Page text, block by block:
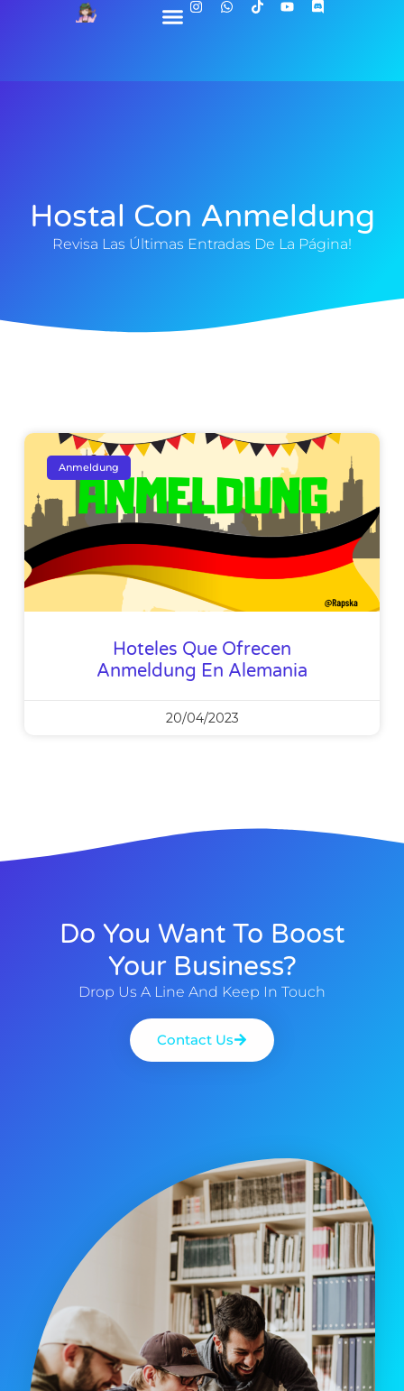
Hostal Con Anmeldung
Revisa Las Últimas Entradas De La Página!
Anmeldung
Hoteles Que Ofrecen
Anmeldung En Alemania
20/04/2023
Do You Want To Boost
Your Business?
Drop Us A Line And Keep In Touch
Contact Us